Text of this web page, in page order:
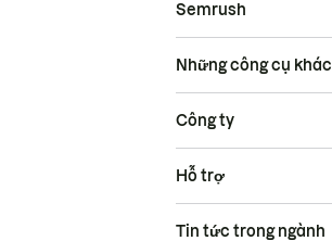
Semrush
Những công cụ khác
Công ty
Hỗ trợ
Tin tức trong ngành